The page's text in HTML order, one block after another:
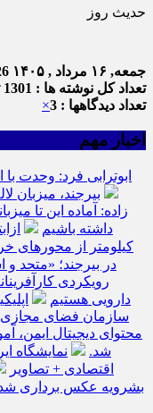
حدیث روز
جمعه, ۱۶ مرداد , ۱۴۰۵
تعداد کل نوشته ها : 1301
تعداد دیدگاهها : 3
×
اخبار مهم
ابوترابی فرد: وحدت
بیرجند، میزبان
زاده: آماده این تا
داشته باشیم
کیلومتر از محورهای
در بیرجند؛ «متحد و
رویکردی
دارویی هستیم
سازمان فضای مجازی
محتوای دیجیتال ایمن،
شد.
نمایشگاه
اقتصادی + تصاویر
بشرویه عکس برداری